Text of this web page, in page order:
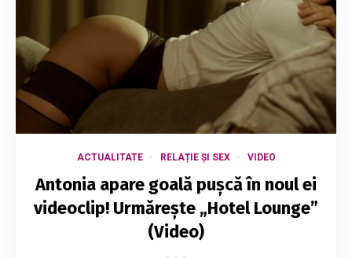
ACTUALITATE RELAȚIE ȘI SEX VIDEO
Antonia apare goală pușcă în noul ei
videoclip! Urmărește „Hotel Lounge”
(Video)